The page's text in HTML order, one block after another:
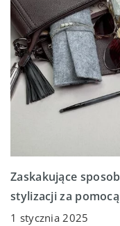
Zaskakujące
stylizacji za
1 stycznia 2025